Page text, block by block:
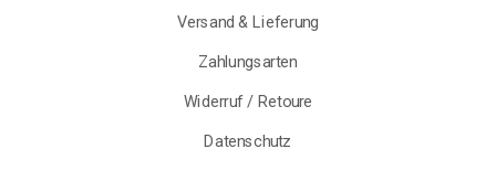
Versand & Lieferung
Zahlungsarten
Widerruf / Retoure
Datenschutz